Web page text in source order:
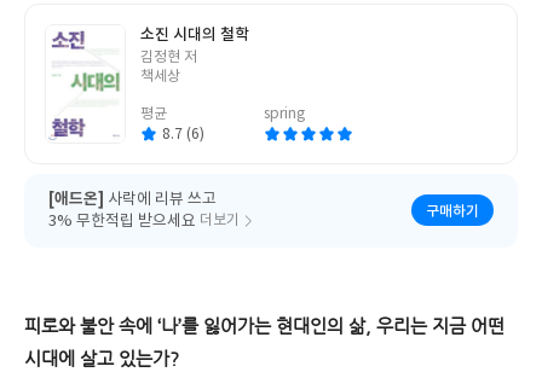
소진 시대의 철학
글
쓴
김정현 저
책세상
평균
8.7 (6)
spring
[애드온] 사락에 리뷰 쓰고
3% 무한적립 받으세요 더보기
구매하기
피로와 불안 속에 ‘나’를 잃어가는 현대인의 삶, 우리는 지금 어떤
시대에 살고 있는가?